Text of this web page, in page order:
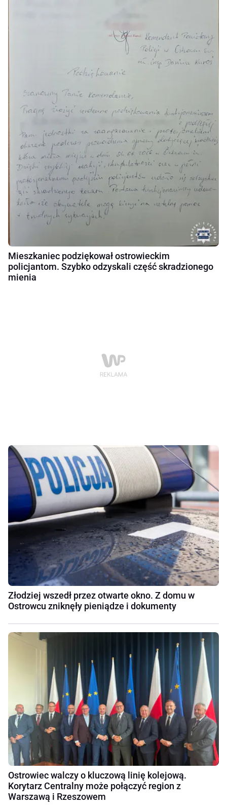
Mieszkaniec podziękował ostrowieckim
policjantom. Szybko odzyskali część skradzionego
mienia
Złodziej wszedł przez otwarte okno. Z domu w
Ostrowcu zniknęły pieniądze i dokumenty
Ostrowiec walczy o kluczową linię kolejową.
Korytarz Centralny może połączyć region z
Warszawą i Rzeszowem